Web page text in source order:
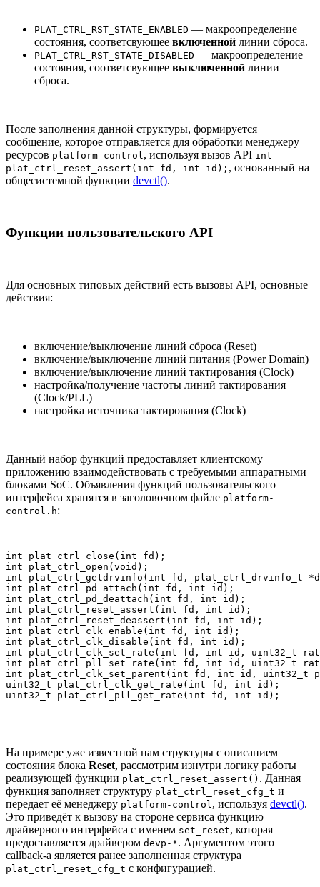
PLAT_CTRL_RST_STATE_ENABLED — макроопределение
состояния, соответсвующее включенной линии сброса.
PLAT_CTRL_RST_STATE_DISABLED — макроопределение
состояния, соответсвующее выключенной линии
сброса.
После заполнения данной структуры, формируется
сообщение, которое отправляется для обработки менеджеру
ресурсов platform-control, используя вызов API int
plat_ctrl_reset_assert(int fd, int id); , основанный на
общесистемной функции devctl().
Функции пользовательского API
Для основных типовых действий есть вызовы API, основные
действия:
включение/выключение линий сброса (Reset)
включение/выключение линий питания (Power Domain)
включение/выключение линий тактирования (Clock)
настройка/получение частоты линий тактирования
(Clock/PLL)
настройка источника тактирования (Clock)
Данный набор функций предоставляет клиентскому
приложению взаимодействовать с требуемыми аппаратными
блоками SoC. Объявления функций пользовательского
интерфейса хранятся в заголовочном файле platform-
control.h:
int plat_ctrl_close(int fd);
int plat_ctrl_open(void);
int plat_ctrl_getdrvinfo(int fd, plat_ctrl_drvinfo_t
int plat_ctrl_pd_attach(int fd, int id);
int plat_ctrl_pd_deattach(int fd, int id);
int plat_ctrl_reset_assert(int fd, int id);
int plat_ctrl_reset_deassert(int fd, int id);
int plat_ctrl_clk_enable(int fd, int id);
int plat_ctrl_clk_disable(int fd, int id);
int plat_ctrl_clk_set_rate(int fd, int id, uint32_t
int plat_ctrl_pll_set_rate(int fd, int id, uint32_t
int plat_ctrl_clk_set_parent(int fd, int id, uint32_t
uint32_t plat_ctrl_clk_get_rate(int fd, int id);
uint32_t plat_ctrl_pll_get_rate(int fd, int id);
На примере уже известной нам структуры с описанием
состояния блока Reset, рассмотрим изнутри логику работы
реализующей функции plat_ctrl_reset_assert() . Данная
функция заполняет структуру plat_ctrl_reset_cfg_t и
передает её менеджеру platform-control , используя devctl().
Это приведёт к вызову на стороне сервиса функцию
драйверного интерфейса с именем set_reset, которая
предоставляется драйвером devp-*. Аргументом этого
callback-а является ранее заполненная структура
plat_ctrl_reset_cfg_t с конфигурацией.